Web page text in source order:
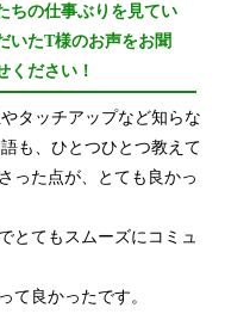
ちの仕事ぶりを見てい
いたT様のお声をお聞
ください！
タッチアップなど知らな
も、ひとつひとつ教えて
った点が、とても良かっ
とてもスムーズにコミュ
て良かったです。